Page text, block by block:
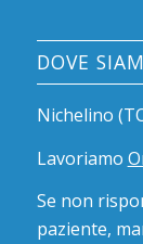
DOVE
Nichelino
Lavoriamo
Se non
paziente,